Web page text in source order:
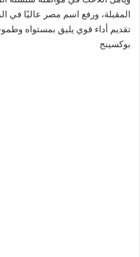
المقبلة، ورفع اسم مصر عاليًا في
تقديم أداء قوي يليق بمستواه
بوكسينج